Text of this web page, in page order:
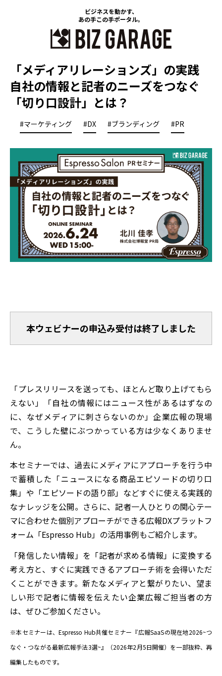
ビジネスを動かす、
あの手この手ポータル。
「メディアリレーションズ」の実践
自社の情報と記者のニーズをつなぐ
「切り口設計」とは？
#マーケティング #DX #ブランディング #PR
本ウェビナーの申込み受付は終了しました
「プレスリリースを送っても、ほとんど取り上げてもら
えない」「自社の情報にはニュース性があるはずなの
に、なぜメディアに刺さらないのか」企業広報の現場
で、こうした壁にぶつかっている方は少なくありませ
ん。
本セミナーでは、過去にメディアにアプローチを行う中
で蓄積した「ニュースになる商品エピソードの切り口
集」や「エピソードの語り部」などすぐに使える実践的
なナレッジを公開。さらに、記者一人ひとりの関心テー
マに合わせた個別アプローチができる広報DXプラットフ
ォーム「Espresso Hub」の活用事例もご紹介します。
「発信したい情報」を「記者が求める情報」に変換する
考え方と、すぐに実践できるアプローチ術を会得いただ
くことができます。新たなメディアと繋がりたい、望ま
しい形で記者に情報を伝えたい企業広報ご担当者の方
は、ぜひご参加ください。
※本セミナーは、Espresso Hub共催セミナー『広報SaaSの現在地2026~つ
なぐ・つながる最新広報手法3選~』（2026年2月5日開催）を一部抜粋、再
編集したものです。